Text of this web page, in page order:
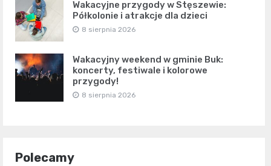
Wakacyjne przygody w Stęszewie:
Półkolonie i atrakcje dla dzieci
8 sierpnia 2026
Wakacyjny weekend w gminie Buk:
koncerty, festiwale i kolorowe
przygody!
8 sierpnia 2026
Polecamy